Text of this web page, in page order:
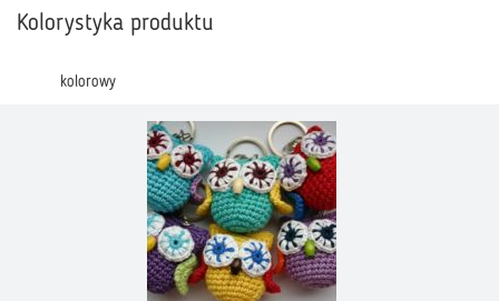
Kolorystyka produktu
kolorowy